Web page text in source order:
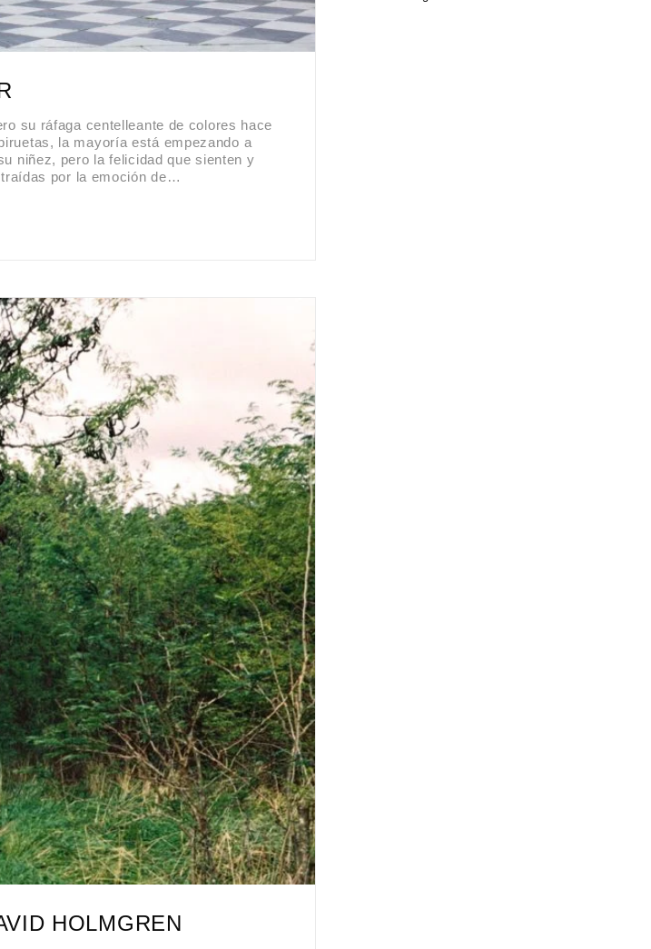
su ráfaga centelleante de colores hace
la mayoría está empezando a
niñez, pero la felicidad que sienten y
por la emoción de…
HOLMGREN